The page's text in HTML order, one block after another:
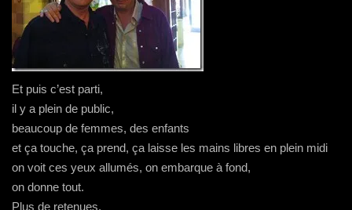
Et puis c’est parti,
il y a plein de public,
beaucoup de femmes, des enfants
et ça touche, ça prend, ça laisse les mains libres en plein midi
on voit ces yeux allumés, on embarque à fond,
on donne tout.
Plus de retenues,